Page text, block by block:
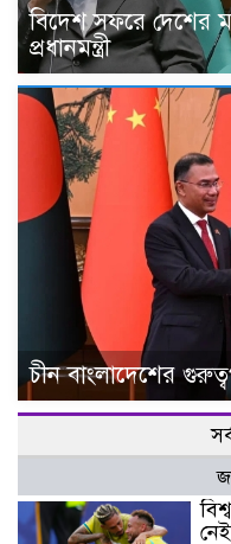
বিদেশ সফরে দেশের
প্রধানমন্ত্রী
চীন বাংলাদেশের